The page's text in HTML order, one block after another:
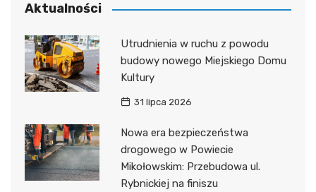
Aktualności
Utrudnienia w ruchu z powodu
budowy nowego Miejskiego Domu
Kultury
31 lipca 2026
Nowa era bezpieczeństwa
drogowego w Powiecie
Mikołowskim: Przebudowa ul.
Rybnickiej na finiszu